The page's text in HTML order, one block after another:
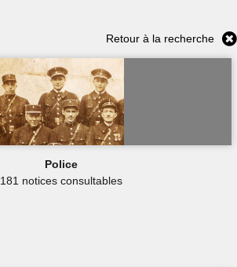
Retour à la recherche
Police
181 notices consultables